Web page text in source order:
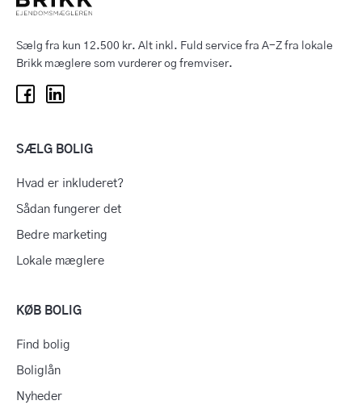
Sælg fra kun 12.500 kr. Alt inkl. Fuld service fra A-Z fra lokale
Brikk mæglere som vurderer og fremviser.
SÆLG BOLIG
Hvad er inkluderet?
Sådan fungerer det
Bedre marketing
Lokale mæglere
KØB BOLIG
Find bolig
Boliglån
Nyheder